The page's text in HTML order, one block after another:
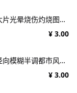
复古电影大片光晕烧伤灼烧图片照片后期处理特效PSD样机 Light Leaks Overlays Template
¥ 3.00
潮流迷幻径向模糊半调都市风人像图像PS修图特效滤镜样机模板 Halftone Spinning Blur Photo Effect
¥ 3.00